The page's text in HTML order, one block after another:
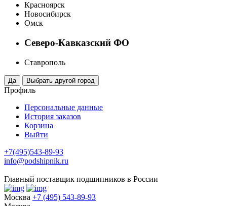
Красноярск
Новосибирск
Омск
Северо-Кавказский ФО
Ставрополь
Профиль
Персональные данные
История заказов
Корзина
Выйти
+7(495)543-89-93
info@podshipnik.ru
Главный поставщик подшипников в России
Москва +7 (495) 543-89-93